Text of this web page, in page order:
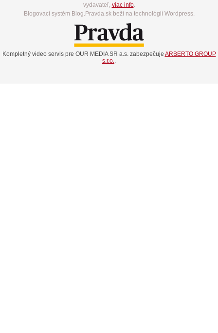
vydavateľ, viac info.
Blogovací systém Blog.Pravda.sk beží na technológií Wordpress.
Kompletný video servis pre OUR MEDIA SR a.s. zabezpečuje ARBERTO GROUP
s.r.o..